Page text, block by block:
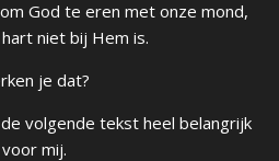
God te eren met onze mond,
niet bij Hem is.
je dat?
volgende tekst heel belangrijk
voor mij.